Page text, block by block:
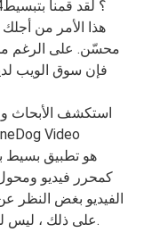
هذا الأمر من
فإن سوق الويب
استكشف الأبحاث
كمحرر فيديو
الفيديو بغض النظر
على ذلك ، ليس لها حدود أو شروط لاستخدام الحل الرقمي.